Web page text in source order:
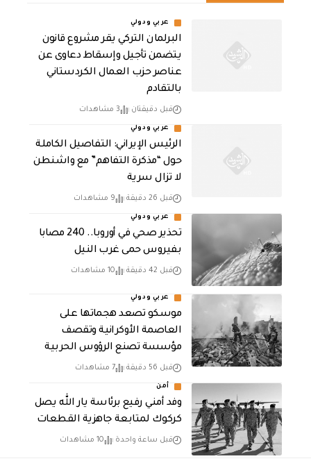
عربي ودولي
البرلمان التركي يقر مشروع قانون
يتضمن تأجيل وإسقاط دعاوى عن
عناصر حزب العمال الكردستاني
بالتقادم
قبل دقيقتان 3 مشاهدات
عربي ودولي
الرئيس الإيراني: التفاصيل الكاملة
حول “مذكرة التفاهم” مع واشنطن
لا تزال سرية
قبل 26 دقيقة 9 مشاهدات
عربي ودولي
تحذير صحي في أوروبا.. 240 مصابا
بفيروس حمى غرب النيل
قبل 42 دقيقة 10 مشاهدات
عربي ودولي
موسكو تصعد هجماتها على
العاصمة الأوكرانية وتقصف
مؤسسة تصنع الرؤوس الحربية
قبل 56 دقيقة 7 مشاهدات
أمن
وفد أمني رفيع برئاسة يار الله يصل
كركوك لمتابعة جاهزية القطعات
قبل ساعة واحدة 10 مشاهدات